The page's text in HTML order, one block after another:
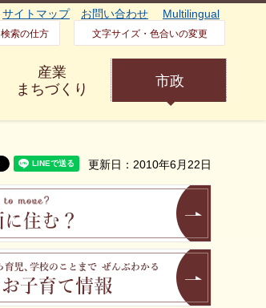
サイトマップ お問い合わせ Multilingual
検索の仕方 文字サイズ・色合いの変更
産業
まちづくり
市政
更新日：2010年6月22日